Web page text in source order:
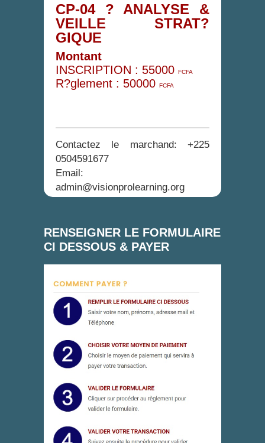
CP-04 ? ANALYSE &
VEILLE STRAT?
GIQUE
Montant
INSCRIPTION : 55000 FCFA
R?glement : 50000 FCFA
Contactez le marchand: +225
0504591677
Email:
admin@visionprolearning.org
RENSEIGNER LE FORMULAIRE
CI DESSOUS & PAYER